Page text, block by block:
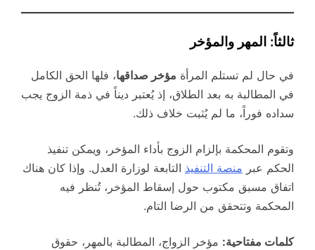
ثالثاً: المهر والمؤخر
في حال لم تستلم المرأة مؤخر صداقها، فلها الحق الكامل
في المطالبة به بعد الطلاق، إذ يُعتبر ديناً في ذمة الزوج يجب
سداده فوراً، ما لم يُثبت خلاف ذلك.
وتقوم المحكمة بإلزام الزوج بأداء المؤخر، ويمكن تنفيذ
الحكم عبر منصة التنفيذ التابعة لوزارة العدل. وإذا كان هناك
اتفاق مسبق مكتوب حول إسقاط المؤخر، تُنظر فيه
المحكمة وتتحقق من الرضا التام.
كلمات مفتاحية: مؤخر الزواج، المطالبة بالمهر، حقوق